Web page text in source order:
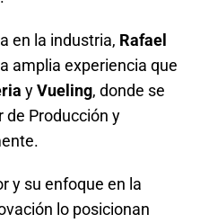
en la industria, Rafael
amplia experiencia que
yVueling, donde se
Producción y
y su enfoque en la
lo posicionan